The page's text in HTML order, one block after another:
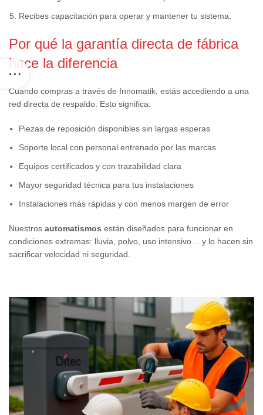
Recibes capacitación para operar y mantener tu sistema.
Por qué la garantía directa de fábrica
hace la diferencia
Cuando compras a través de Innomatik, estás accediendo a una
red directa de respaldo. Esto significa:
Piezas de reposición disponibles sin largas esperas
Soporte local con personal entrenado por las marcas
Equipos certificados y con trazabilidad clara
Mayor seguridad técnica para tus instalaciones
Instalaciones más rápidas y con menos margen de error
Nuestros automatismos están diseñados para funcionar en
condiciones extremas: lluvia, polvo, uso intensivo… y lo hacen sin
sacrificar velocidad ni seguridad.